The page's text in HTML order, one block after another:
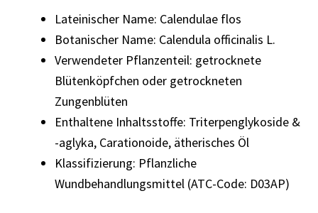
Rabattaktion
Lateinischer Name: Calendulae flos
Botanischer Name: Calendula officinalis L.
Verwendeter Pflanzenteil: getrocknete
Blütenköpfchen oder getrockneten
Zungenblüten
Enthaltene Inhaltsstoffe: Triterpenglykoside &
-aglyka, Carationoide, ätherisches Öl
Klassifizierung: Pflanzliche
Wundbehandlungsmittel (ATC-Code: D03AP)